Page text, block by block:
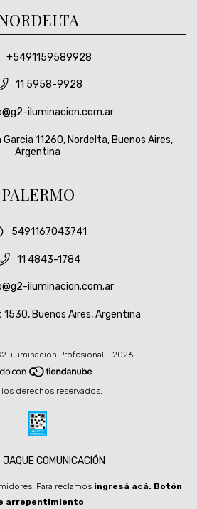
+5491159589928
11 5958-9928
iluminacion.com.ar
11260, Nordelta, Buenos Aires,
Argentina
PALERMO
5491167043741
11 4843-1784
iluminacion.com.ar
Buenos Aires, Argentina
iluminacion Profesional - 2026
derechos reservados.
COMUNICACIÓN
Para reclamos ingresá acá. Botón
arrepentimiento